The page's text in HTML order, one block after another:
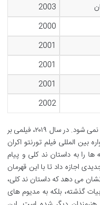
2003
2000
2001
2001
2001
2002
تأثیر این رمان تنها به جوایز ادبی محدود نمی شود. در سال ۲۰۱۹، فیلمی بر
المللی فیلم تورنتو اکران
را به داستان ند کلی و پیام
اجازه داد تا با این قهرمان
می دهد که داستان ند کلی،
گذشته، بلکه به مدیوم های